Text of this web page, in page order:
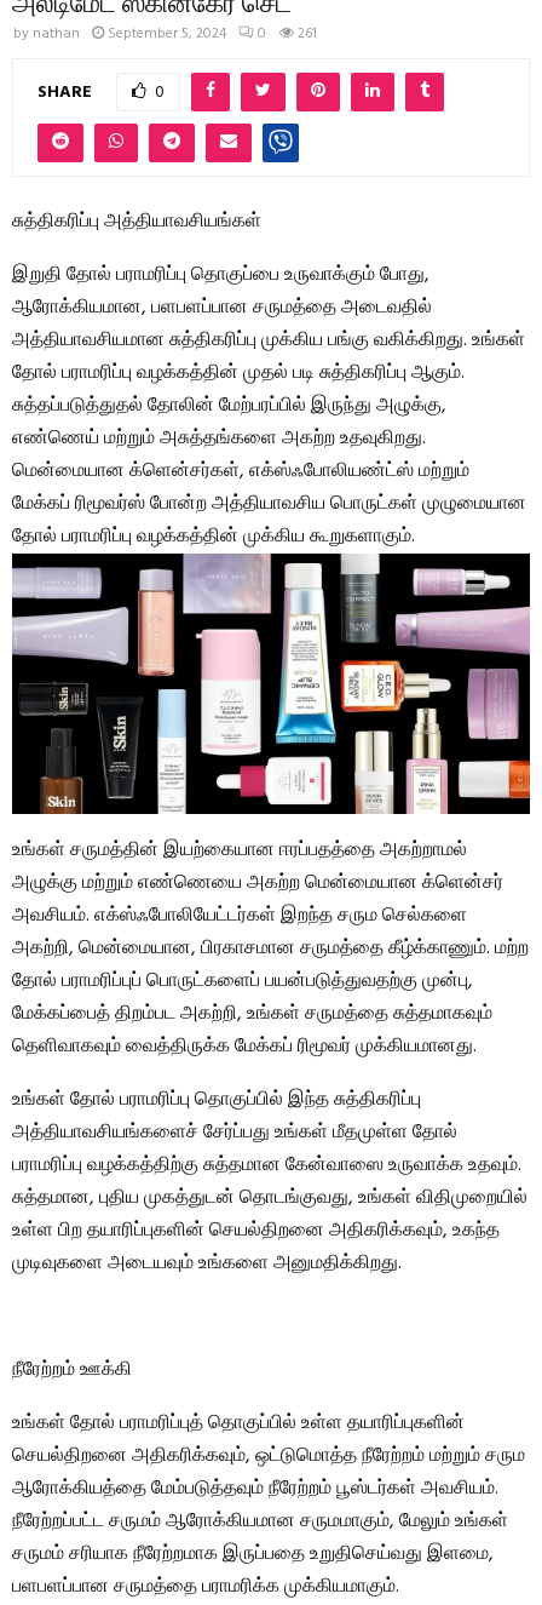
by nathan September 5, 2024 0 261
SHARE 0
சுத்திகரிப்பு அத்தியாவசியங்கள்
இறுதி தோல் பராமரிப்பு தொகுப்பை உருவாக்கும் போது, ​​
ஆரோக்கியமான, பளபளப்பான சருமத்தை அடைவதில்
அத்தியாவசியமான சுத்திகரிப்பு முக்கிய பங்கு வகிக்கிறது. உங்கள்
தோல் பராமரிப்பு வழக்கத்தின் முதல் படி சுத்திகரிப்பு ஆகும்.
சுத்தப்படுத்துதல் தோலின் மேற்பரப்பில் இருந்து அழுக்கு,
எண்ணெய் மற்றும் அசுத்தங்களை அகற்ற உதவுகிறது.
மென்மையான க்ளென்சர்கள், எக்ஸ்ஃபோலியண்ட்ஸ் மற்றும்
மேக்கப் ரிமூவர்ஸ் போன்ற அத்தியாவசிய பொருட்கள் முழுமையான
தோல் பராமரிப்பு வழக்கத்தின் முக்கிய கூறுகளாகும்.
உங்கள் சருமத்தின் இயற்கையான ஈரப்பதத்தை அகற்றாமல்
அழுக்கு மற்றும் எண்ணெயை அகற்ற மென்மையான க்ளென்சர்
அவசியம். எக்ஸ்ஃபோலியேட்டர்கள் இறந்த சரும செல்களை
அகற்றி, மென்மையான, பிரகாசமான சருமத்தை கீழ்க்காணும். மற்ற
தோல் பராமரிப்புப் பொருட்களைப் பயன்படுத்துவதற்கு முன்பு,
மேக்கப்பைத் திறம்பட அகற்றி, உங்கள் சருமத்தை சுத்தமாகவும்
தெளிவாகவும் வைத்திருக்க மேக்கப் ரிமூவர் முக்கியமானது.
உங்கள் தோல் பராமரிப்பு தொகுப்பில் இந்த சுத்திகரிப்பு
அத்தியாவசியங்களைச் சேர்ப்பது உங்கள் மீதமுள்ள தோல்
பராமரிப்பு வழக்கத்திற்கு சுத்தமான கேன்வாஸை உருவாக்க உதவும்.
சுத்தமான, புதிய முகத்துடன் தொடங்குவது, உங்கள் விதிமுறையில்
உள்ள பிற தயாரிப்புகளின் செயல்திறனை அதிகரிக்கவும், உகந்த
முடிவுகளை அடையவும் உங்களை அனுமதிக்கிறது.
நீரேற்றம் ஊக்கி
உங்கள் தோல் பராமரிப்புத் தொகுப்பில் உள்ள தயாரிப்புகளின்
செயல்திறனை அதிகரிக்கவும், ஒட்டுமொத்த நீரேற்றம் மற்றும் சரும
ஆரோக்கியத்தை மேம்படுத்தவும் நீரேற்றம் பூஸ்டர்கள் அவசியம்.
நீரேற்றப்பட்ட சருமம் ஆரோக்கியமான சருமமாகும், மேலும் உங்கள்
சருமம் சரியாக நீரேற்றமாக இருப்பதை உறுதிசெய்வது இளமை,
பளபளப்பான சருமத்தை பராமரிக்க முக்கியமாகும்.